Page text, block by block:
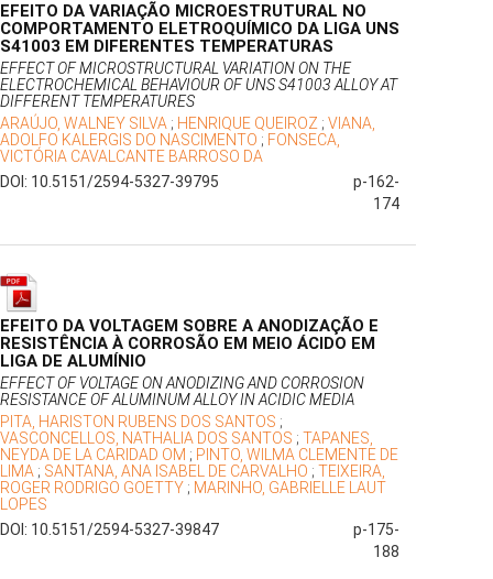
EFEITO DA VARIAÇÃO MICROESTRUTURAL NO
COMPORTAMENTO ELETROQUÍMICO DA LIGA UNS
S41003 EM DIFERENTES TEMPERATURAS
EFFECT OF MICROSTRUCTURAL VARIATION ON THE
ELECTROCHEMICAL BEHAVIOUR OF UNS S41003 ALLOY AT
DIFFERENT TEMPERATURES
ARAÚJO, WALNEY SILVA ; HENRIQUE QUEIROZ ; VIANA,
ADOLFO KALERGIS DO NASCIMENTO ; FONSECA,
VICTÓRIA CAVALCANTE BARROSO DA
DOI: 10.5151/2594-5327-39795
p-162-
174
EFEITO DA VOLTAGEM SOBRE A ANODIZAÇÃO E
RESISTÊNCIA À CORROSÃO EM MEIO ÁCIDO EM
LIGA DE ALUMÍNIO
EFFECT OF VOLTAGE ON ANODIZING AND CORROSION
RESISTANCE OF ALUMINUM ALLOY IN ACIDIC MEDIA
PITA, HARISTON RUBENS DOS SANTOS ;
VASCONCELLOS, NATHALIA DOS SANTOS ; TAPANES,
NEYDA DE LA CARIDAD OM ; PINTO, WILMA CLEMENTE DE
LIMA ; SANTANA, ANA ISABEL DE CARVALHO ; TEIXEIRA,
ROGER RODRIGO GOETTY ; MARINHO, GABRIELLE LAUT
LOPES
DOI: 10.5151/2594-5327-39847
p-175-
188